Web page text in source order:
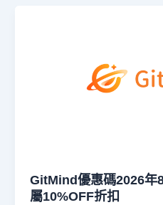
GitMind優惠碼2026年
屬10%OFF折扣